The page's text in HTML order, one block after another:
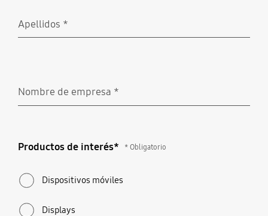
Apellidos *
Nombre de empresa *
Productos de interés* * Obligatorio
Dispositivos móviles
Displays